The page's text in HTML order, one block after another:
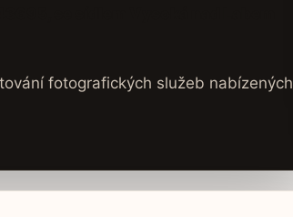
fotografických služeb nabízených